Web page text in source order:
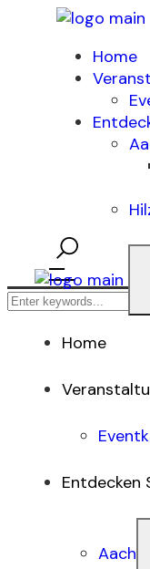
Home
Home
Entdecken
Aach